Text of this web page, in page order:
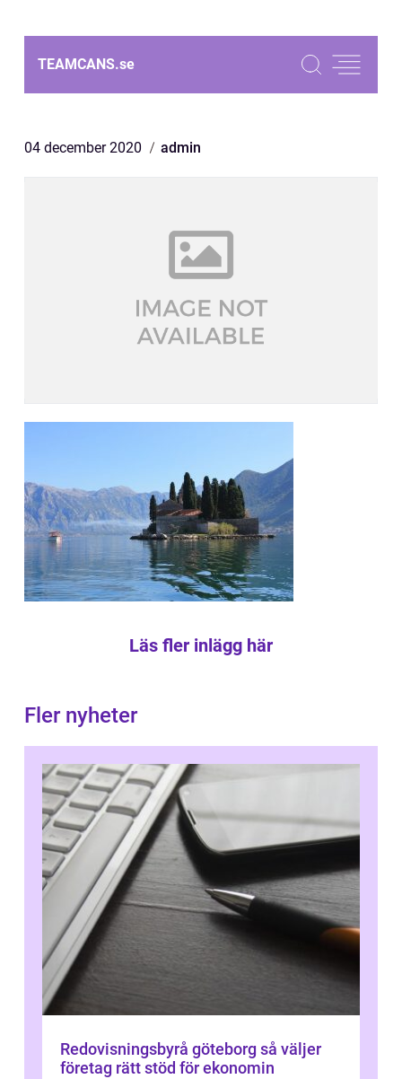
TEAMCANS.se
04 december 2020 admin
Läs fler inlägg här
Fler nyheter
Redovisningsbyrå göteborg så väljer
företag rätt stöd för ekonomin